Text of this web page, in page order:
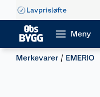
Lavprisløfte
Meny
Merkevarer EMERIO